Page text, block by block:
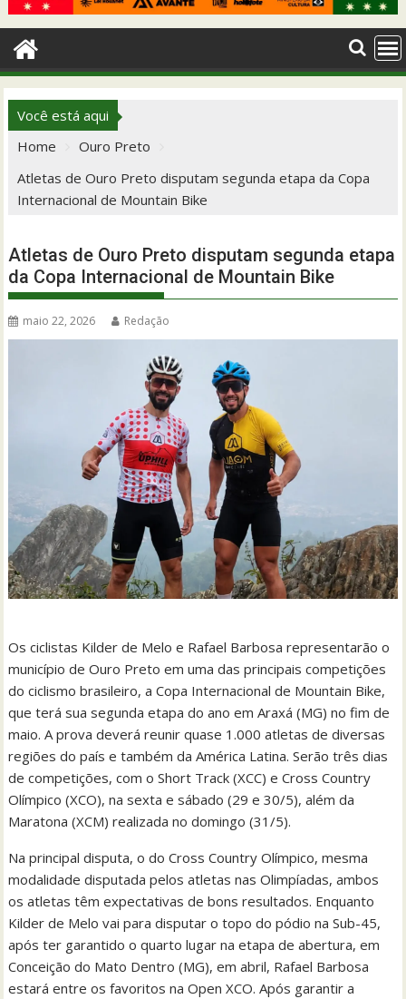
Você está aqui
Home
Ouro Preto
Atletas de Ouro Preto disputam segunda etapa da Copa
Internacional de Mountain Bike
Atletas de Ouro Preto disputam segunda etapa
da Copa Internacional de Mountain Bike
maio 22, 2026 Redação
Os ciclistas Kilder de Melo e Rafael Barbosa representarão o
município de Ouro Preto em uma das principais competições
do ciclismo brasileiro, a Copa Internacional de Mountain Bike,
que terá sua segunda etapa do ano em Araxá (MG) no fim de
maio. A prova deverá reunir quase 1.000 atletas de diversas
regiões do país e também da América Latina. Serão três dias
de competições, com o Short Track (XCC) e Cross Country
Olímpico (XCO), na sexta e sábado (29 e 30/5), além da
Maratona (XCM) realizada no domingo (31/5).
Na principal disputa, o do Cross Country Olímpico, mesma
modalidade disputada pelos atletas nas Olimpíadas, ambos
os atletas têm expectativas de bons resultados. Enquanto
Kilder de Melo vai para disputar o topo do pódio na Sub-45,
após ter garantido o quarto lugar na etapa de abertura, em
Conceição do Mato Dentro (MG), em abril, Rafael Barbosa
estará entre os favoritos na Open XCO. Após garantir a